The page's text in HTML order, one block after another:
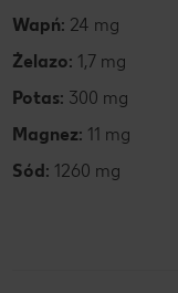
Wapń: 24 mg
Żelazo: 1,7 mg
Potas: 300 mg
Magnez: 11 mg
Sód: 1260 mg